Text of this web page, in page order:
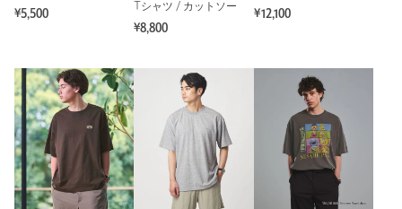
¥5,500
Tシャツ / カットソー
¥8,800
¥12,100